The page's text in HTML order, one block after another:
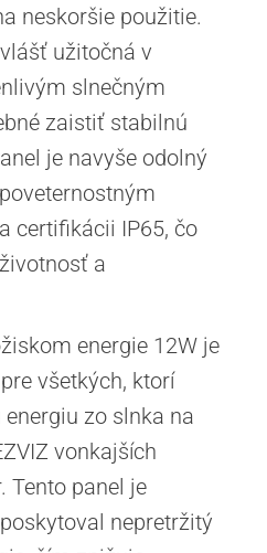
neskoršie použitie.
užitočná v
slnečným
zaistiť stabilnú
je navyše odolný
certifikácii IP65, čo
a
energie 12W je
všetkých, ktorí
zo slnka na
vonkajších
Tento panel je
nepretržitý